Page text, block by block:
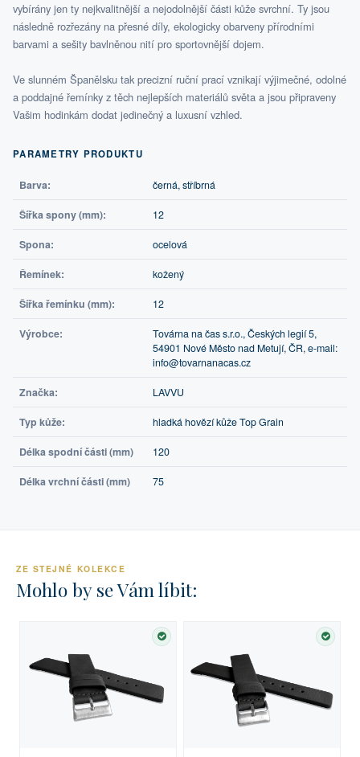
vybírány jen ty nejkvalitnější a nejodolnější části kůže svrchní. Ty jsou
následně rozřezány na přesné díly, ekologicky obarveny přírodními
barvami a sešity bavlněnou nití pro sportovnější dojem.
Ve slunném Španělsku tak precizní ruční prací vznikají výjimečné, odolné
a poddajné řemínky z těch nejlepších materiálů světa a jsou připraveny
Vašim hodinkám dodat jedinečný a luxusní vzhled.
PARAMETRY PRODUKTU
Barva: černá, stříbrná
Šířka spony (mm): 12
Spona: ocelová
Řemínek: kožený
Šířka řemínku (mm): 12
Výrobce:
Továrna na čas s.r.o., Českých legií 5,
54901 Nové Město nad Metují, ČR, e-mail:
info@tovarnanacas.cz
Značka: LAVVU
Typ kůže: hladká hovězí kůže Top Grain
Délka spodní části (mm) 120
Délka vrchní části (mm) 75
ZE STEJNÉ KOLEKCE
Mohlo by se Vám líbit:
SKLADEM